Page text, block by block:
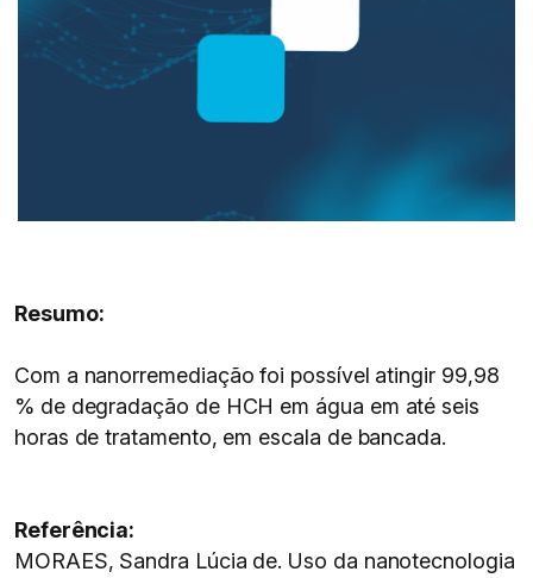
Resumo:
Com a nanorremediação foi possível atingir 99,98
% de degradação de HCH em água em até seis
horas de tratamento, em escala de bancada.
Referência:
MORAES, Sandra Lúcia de. Uso da nanotecnologia